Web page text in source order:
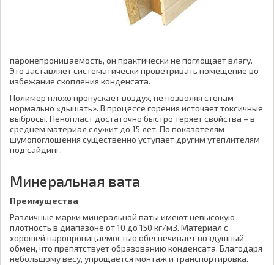
паронепроницаемость, он практически не поглощает влагу.
Это заставляет систематически проветривать помещение во
избежание скопления конденсата.
Полимер плохо пропускает воздух, не позволяя стенам
нормально «дышать». В процессе горения источает токсичные
выбросы. Пенопласт достаточно быстро теряет свойства – в
среднем материал служит до 15 лет. По показателям
шумопоглощения существенно уступает другим утеплителям
под сайдинг.
Минеральная вата
Преимущества
Различные марки минеральной ваты имеют невысокую
плотность в диапазоне от 10 до 150 кг/м3. Материал с
хорошей паропроницаемостью обеспечивает воздушный
обмен, что препятствует образованию конденсата. Благодаря
небольшому весу, упрощается монтаж и транспортировка.